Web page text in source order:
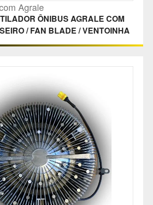
Agrale
ÔNIBUS AGRALE COM
/ FAN BLADE / VENTOINHA